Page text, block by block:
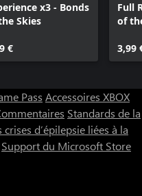
x3 - Bonds
Skies
€
Full
of
3,99
Pass Accessoires XBOX
Standards de la
d’épilepsie liées à la
Support du Microsoft Store